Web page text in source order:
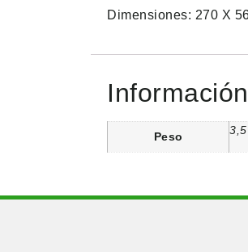
Dimensiones: 270 X
Peso